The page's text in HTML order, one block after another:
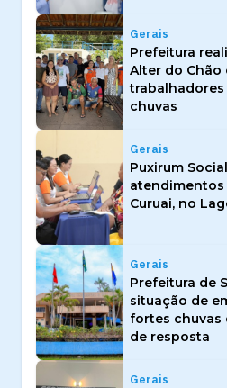
Gerais
Prefeitura
Alter do Chão
chuvas
Gerais
Puxirum
Curuai, no
Gerais
Prefeitura de
situação de
fortes chuvas
de resposta
Gerais